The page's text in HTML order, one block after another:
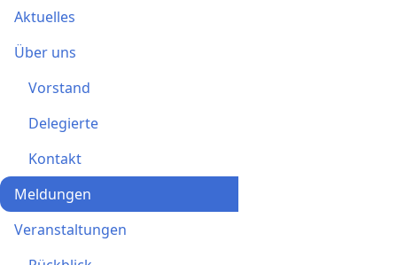
Aktuelles
Über uns
Vorstand
Delegierte
Kontakt
Meldungen
Veranstaltungen